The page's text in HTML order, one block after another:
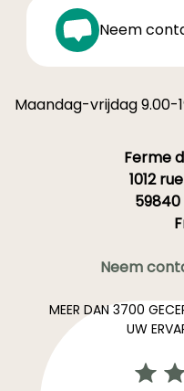
Neem
Maandag-vrijdag 9.00-
Ferme
1012
Neem
MEER DAN 3700
UW